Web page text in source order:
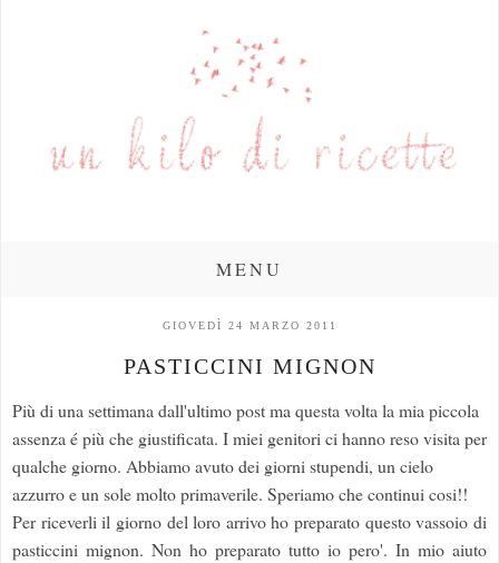
MENU
GIOVEDÌ 24 MARZO 2011
PASTICCINI MIGNON
Più di una settimana dall'ultimo post ma questa volta la mia piccola
assenza é più che giustificata. I miei genitori ci hanno reso visita per
qualche giorno. Abbiamo avuto dei giorni stupendi, un cielo
azzurro e un sole molto primaverile. Speriamo che continui cosi!!
Per riceverli il giorno del loro arrivo ho preparato questo vassoio di
pasticcini mignon. Non ho preparato tutto io pero'. In mio aiuto